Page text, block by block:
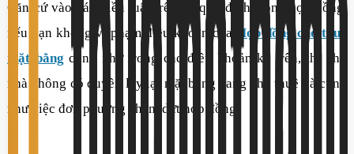
Căn cứ vào các điều luật trên và quy định trong hợp đồng,
nếu bạn không vi phạm điều khoản của
Hợp đồng cho thuê
mặt bằng cũng như trong các điều khoản kể trên, thì chủ
nhà không có quyền lấy lại mặt bằng đang cho thuê và cũng
như việc đơn phương chấm dứt hợp đồng.